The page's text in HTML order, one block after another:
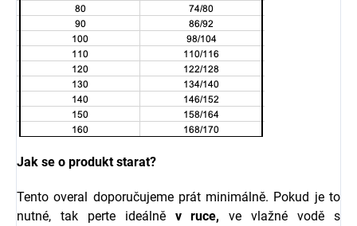
Jak se o produkt starat?
Tento overal doporučujeme prát minimálně. Pokud je to
nutné, tak perte ideálně v ruce, ve vlažné vodě s